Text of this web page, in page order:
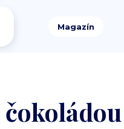
Magazín